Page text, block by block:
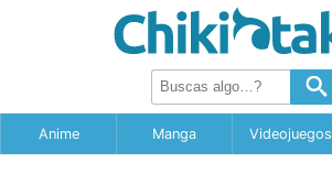
Anime Manga Videojuegos